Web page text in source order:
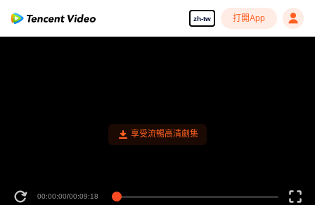
zh-tw 打開App
享受流暢高清劇集
00:00:00/00:09:18